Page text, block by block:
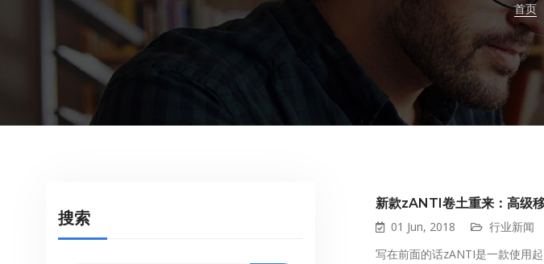
首页
新款zANTI卷土重来：高级
01 Jun, 2018
行业新闻
写在前面的话zANTI是一款使用
搜索